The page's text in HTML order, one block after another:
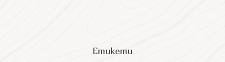
Етикети